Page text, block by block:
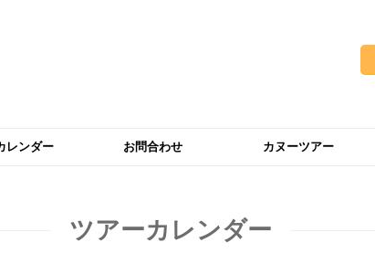
レンダー お問合わせ カヌーツアー
ツアーカレンダー